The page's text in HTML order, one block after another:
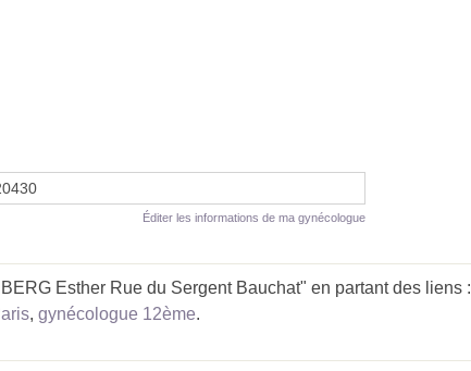
Éditer les informations de ma gynécologue
Esther Rue du Sergent Bauchat" en partant des liens :
, gynécologue 12ème.